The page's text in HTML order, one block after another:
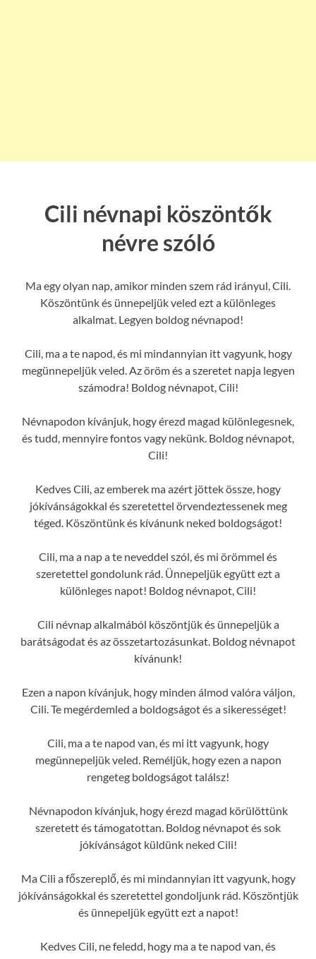
Cili névnapi köszöntők
névre szóló
Ma egy olyan nap, amikor minden szem rád irányul, Cili.
Köszöntünk és ünnepeljük veled ezt a különleges
alkalmat. Legyen boldog névnapod!
Cili, ma a te napod, és mi mindannyian itt vagyunk, hogy
megünnepeljük veled. Az öröm és a szeretet napja legyen
számodra! Boldog névnapot, Cili!
Névnapodon kívánjuk, hogy érezd magad különlegesnek,
és tudd, mennyire fontos vagy nekünk. Boldog névnapot,
Cili!
Kedves Cili, az emberek ma azért jöttek össze, hogy
jókívánságokkal és szeretettel örvendeztessenek meg
téged. Köszöntünk és kívánunk neked boldogságot!
Cili, ma a nap a te neveddel szól, és mi örömmel és
szeretettel gondolunk rád. Ünnepeljük együtt ezt a
különleges napot! Boldog névnapot, Cili!
Cili névnap alkalmából köszöntjük és ünnepeljük a
barátságodat és az összetartozásunkat. Boldog névnapot
kívánunk!
Ezen a napon kívánjuk, hogy minden álmod valóra váljon,
Cili. Te megérdemled a boldogságot és a sikerességet!
Cili, ma a te napod van, és mi itt vagyunk, hogy
megünnepeljük veled. Reméljük, hogy ezen a napon
rengeteg boldogságot találsz!
Névnapodon kívánjuk, hogy érezd magad körülöttünk
szeretett és támogatottan. Boldog névnapot és sok
jókívánságot küldünk neked Cili!
Ma Cili a főszereplő, és mi mindannyian itt vagyunk, hogy
jókívánságokkal és szeretettel gondoljunk rád. Köszöntjük
és ünnepeljük együtt ezt a napot!
Kedves Cili, ne feledd, hogy ma a te napod van, és